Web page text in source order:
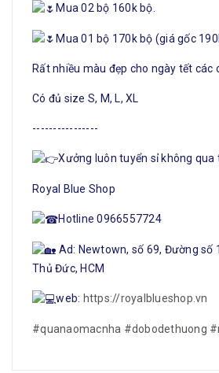
Mua 02 bộ 160k bộ.
Mua 01 bộ 170k bộ (giá gốc
Rất nhiều màu đẹp cho ngày tết các
Có đủ size S, M, L, XL
----------------
Xưởng luôn tuyển sỉ không qua
Royal Blue Shop
Hotline 0966557724
Ad: Newtown, số 69, Đường số
Thủ Đức, HCM
web: https://royalblueshop.vn
#quanaomacnha #dobodethuong